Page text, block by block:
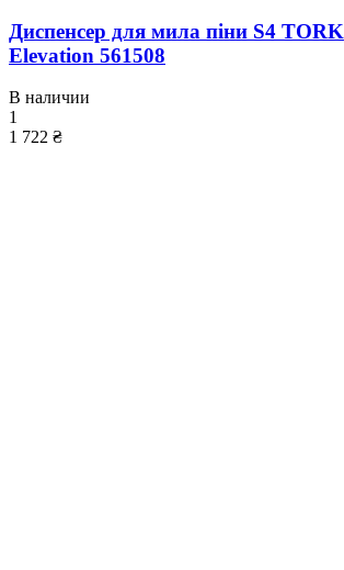
Диспенсер для мила піни S4 TORK
Elevation 561508
В наличии
1
1 722 ₴